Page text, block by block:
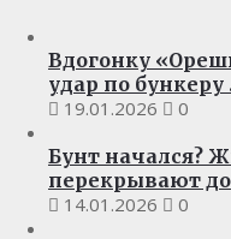
Вдогонку
удар по бункеру
19.01.2026
0
Бунт начался?
перекрывают
14.01.2026
0